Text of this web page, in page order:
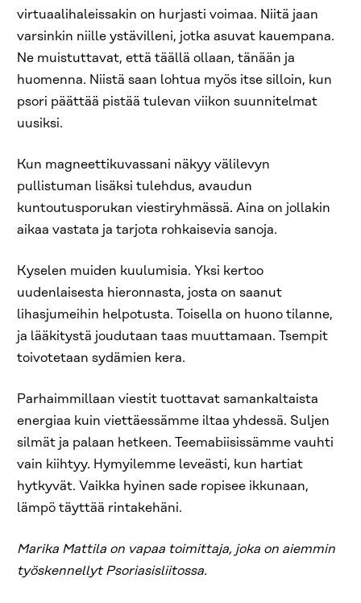
virtuaalihaleissakin on hurjasti voimaa. Niitä jaan
varsinkin niille ystävilleni, jotka asuvat kauempana.
Ne muistuttavat, että täällä ollaan, tänään ja
huomenna. Niistä saan lohtua myös itse silloin, kun
psori päättää pistää tulevan viikon suunnitelmat
uusiksi.
Kun magneettikuvassani näkyy välilevyn
pullistuman lisäksi tulehdus, avaudun
kuntoutusporukan viestiryhmässä. Aina on jollakin
aikaa vastata ja tarjota rohkaisevia sanoja.
Kyselen muiden kuulumisia. Yksi kertoo
uudenlaisesta hieronnasta, josta on saanut
lihasjumeihin helpotusta. Toisella on huono tilanne,
ja lääkitystä joudutaan taas muuttamaan. Tsempit
toivotetaan sydämien kera.
Parhaimmillaan viestit tuottavat samankaltaista
energiaa kuin viettäessämme iltaa yhdessä. Suljen
silmät ja palaan hetkeen. Teemabiisissämme vauhti
vain kiihtyy. Hymyilemme leveästi, kun hartiat
hytkyvät. Vaikka hyinen sade ropisee ikkunaan,
lämpö täyttää rintakehäni.
Marika Mattila on vapaa toimittaja, joka on aiemmin
työskennellyt Psoriasisliitossa.